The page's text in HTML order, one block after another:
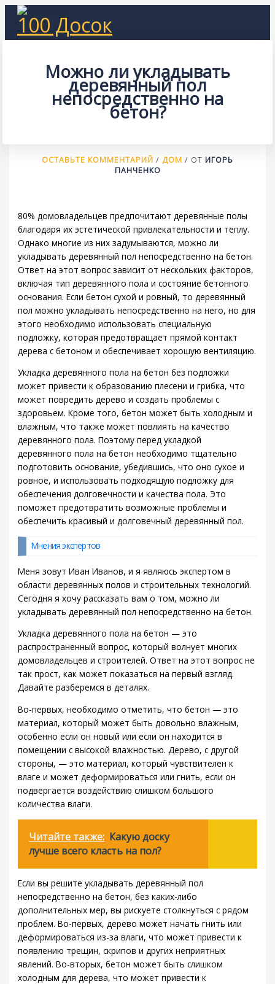
Перейти
содержимому
100 Досок
Можно ли укладывать
деревянный пол
непосредственно на
бетон?
ОСТАВЬТЕ КОММЕНТАРИЙ / ДОМ / ОТ ИГОРЬ
ПАНЧЕНКО
80% домовладельцев предпочитают деревянные полы
благодаря их эстетической привлекательности и теплу.
Однако многие из них задумываются, можно ли
укладывать деревянный пол непосредственно на бетон.
Ответ на этот вопрос зависит от нескольких факторов,
включая тип деревянного пола и состояние бетонного
основания. Если бетон сухой и ровный, то деревянный
пол можно укладывать непосредственно на него, но для
этого необходимо использовать специальную
подложку, которая предотвращает прямой контакт
дерева с бетоном и обеспечивает хорошую вентиляцию.
Укладка деревянного пола на бетон без подложки
может привести к образованию плесени и грибка, что
может повредить дерево и создать проблемы с
здоровьем. Кроме того, бетон может быть холодным и
влажным, что также может повлиять на качество
деревянного пола. Поэтому перед укладкой
деревянного пола на бетон необходимо тщательно
подготовить основание, убедившись, что оно сухое и
ровное, и использовать подходящую подложку для
обеспечения долговечности и качества пола. Это
поможет предотвратить возможные проблемы и
обеспечить красивый и долговечный деревянный пол.
Мнения экспертов
Меня зовут Иван Иванов, и я являюсь экспертом в
области деревянных полов и строительных технологий.
Сегодня я хочу рассказать вам о том, можно ли
укладывать деревянный пол непосредственно на бетон.
Укладка деревянного пола на бетон — это
распространенный вопрос, который волнует многих
домовладельцев и строителей. Ответ на этот вопрос не
так прост, как может показаться на первый взгляд.
Давайте разберемся в деталях.
Во-первых, необходимо отметить, что бетон — это
материал, который может быть довольно влажным,
особенно если он новый или если он находится в
помещении с высокой влажностью. Дерево, с другой
стороны, — это материал, который чувствителен к
влаге и может деформироваться или гнить, если он
подвергается воздействию слишком большого
количества влаги.
Читайте также: Какую доску
лучше всего класть на пол?
Если вы решите укладывать деревянный пол
непосредственно на бетон, без каких-либо
дополнительных мер, вы рискуете столкнуться с рядом
проблем. Во-первых, дерево может начать гнить или
деформироваться из-за влаги, что может привести к
появлению трещин, скрипов и других неприятных
явлений. Во-вторых, бетон может быть слишком
холодным для дерева, что может привести к